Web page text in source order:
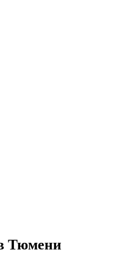
Тюмени